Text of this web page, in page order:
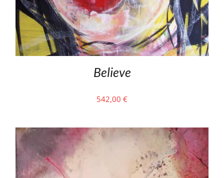
Believe
542,00 €